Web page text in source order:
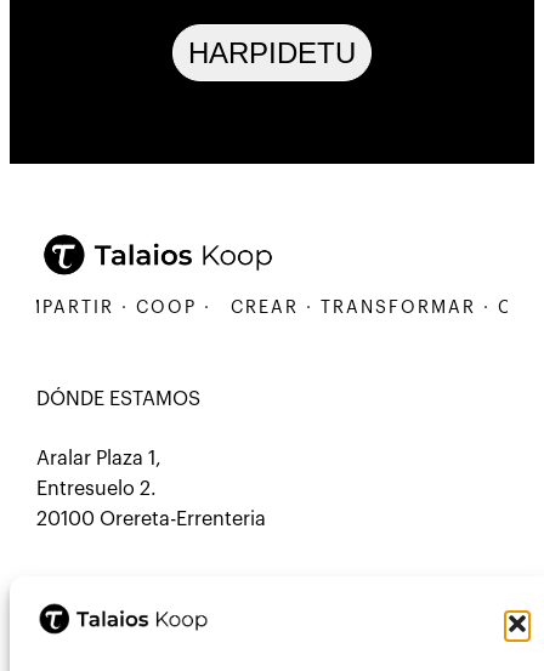
HARPIDETU
· COOP · CREAR · TRANSFORMAR ·
DÓNDE ESTAMOS
Aralar Plaza 1,
Entresuelo 2.
20100 Orereta-Errenteria